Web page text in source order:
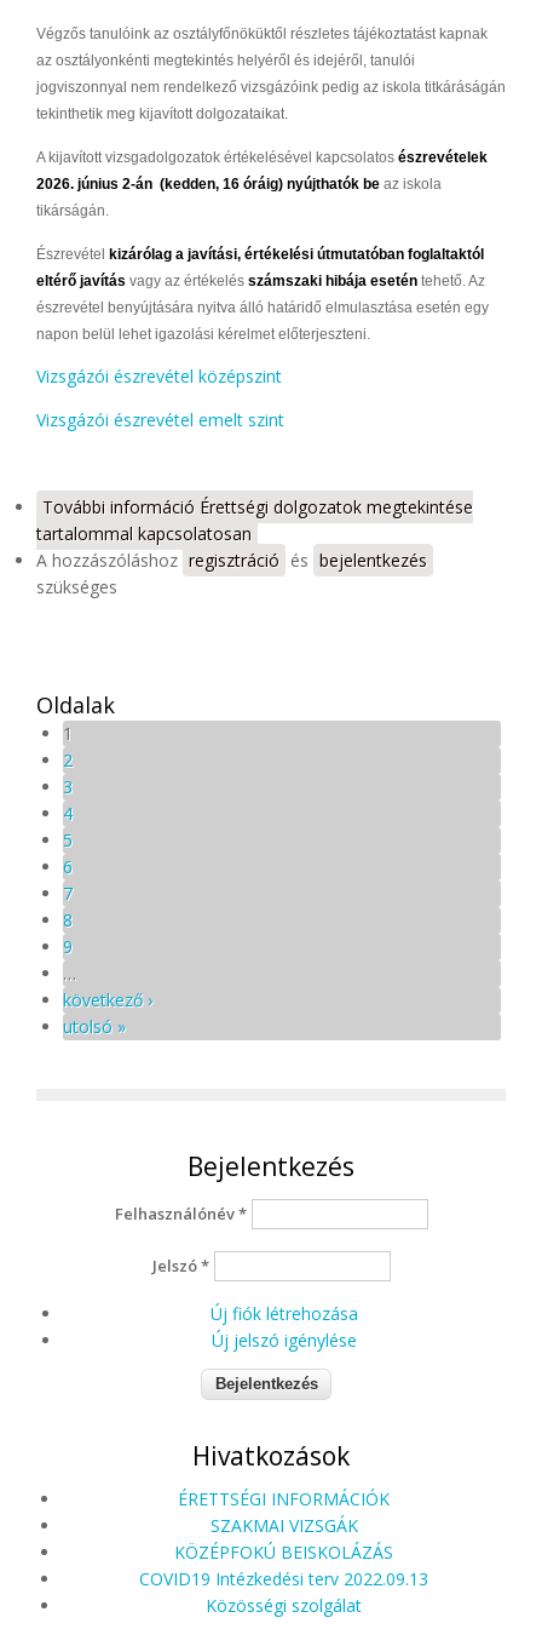
Végzős tanulóink az osztályfőnöküktől részletes tájékoztatást kapnak
az osztályonkénti megtekintés helyéről és idejéről, tanulói
jogviszonnyal nem rendelkező vizsgázóink pedig az iskola titkáráságán
tekinthetik meg kijavított dolgozataikat.
A kijavított vizsgadolgozatok értékelésével kapcsolatos észrevételek
2026. június 2-án (kedden, 16 óráig) nyújthatók be az iskola
tikárságán.
Észrevétel
kizárólag a javítási, értékelési útmutatóban foglaltaktól
eltérő javítás vagy az értékelés számszaki hibája esetén tehető.Az
észrevétel benyújtására nyitva álló határidő elmulasztása esetén egy
napon belül lehet igazolási kérelmet előterjeszteni.
Vizsgázói észrevétel középszint
Vizsgázói észrevétel emelt szint
További információ Érettségi dolgozatok megtekintése
tartalommal kapcsolatosan
A hozzászóláshoz regisztráció és bejelentkezés
szükséges
Oldalak
1
2
3
4
5
6
7
8
9
…
következő ›
utolsó »
Bejelentkezés
Felhasználónév*
Jelszó*
Új fiók létrehozása
Új jelszó igénylése
Hivatkozások
ÉRETTSÉGI INFORMÁCIÓK
SZAKMAI VIZSGÁK
KÖZÉPFOKÚ BEISKOLÁZÁS
COVID19 Intézkedési terv 2022.09.13
Közösségi szolgálat